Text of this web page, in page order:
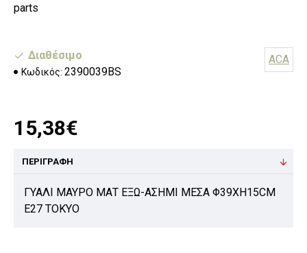
Διαθέσιμο
Κωδικός: 2390039BS
ACA
15,38€
ΠΕΡΙΓΡΑΦΉ
ΓΥΑΛΙ ΜΑΥΡΟ ΜΑΤ ΕΞΩ-ΑΣΗΜΙ ΜΕΣΑ Φ39ΧΗ15CM
E27 TOKYO